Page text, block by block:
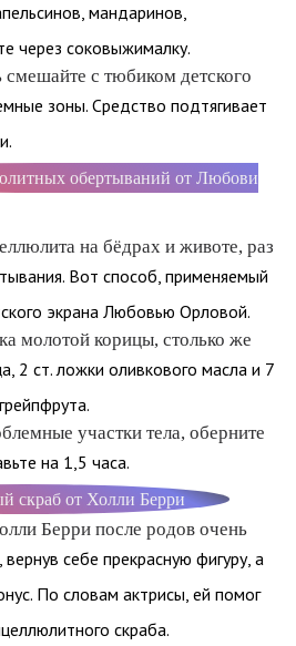
мандаринов,
через соковыжималку.
с тюбиком детского
зоны. Средство подтягивает
обертываний от Любови
на бёдрах и животе, раз
Вот способ, применяемый
экрана Любовью Орловой.
молотой корицы, столько же
2 ст. ложки оливкового масла и 7
участки тела, оберните
на 1,5 часа.
скраб от Холли Берри
Берри после родов очень
себе прекрасную фигуру, а
По словам актрисы, ей помог
скраба.